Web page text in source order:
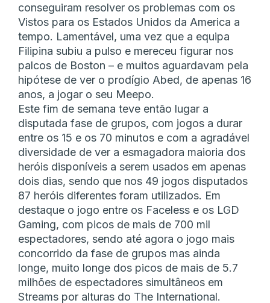
conseguiram resolver os problemas com os
Vistos para os Estados Unidos da America a
tempo. Lamentável, uma vez que a equipa
Filipina subiu a pulso e mereceu figurar nos
palcos de Boston – e muitos aguardavam pela
hipótese de ver o prodígio Abed, de apenas 16
anos, a jogar o seu Meepo.
Este fim de semana teve então lugar a
disputada fase de grupos, com jogos a durar
entre os 15 e os 70 minutos e com a agradável
diversidade de ver a esmagadora maioria dos
heróis disponíveis a serem usados em apenas
dois dias, sendo que nos 49 jogos disputados
87 heróis diferentes foram utilizados. Em
destaque o jogo entre os Faceless e os LGD
Gaming, com picos de mais de 700 mil
espectadores, sendo até agora o jogo mais
concorrido da fase de grupos mas ainda
longe, muito longe dos picos de mais de 5.7
milhões de espectadores simultâneos em
Streams por alturas do The International.